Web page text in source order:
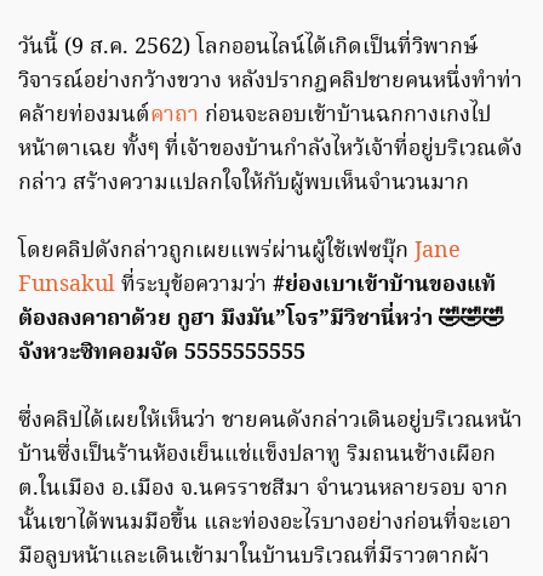
วันนี้ (9 ส.ค. 2562) โลกออนไลน์ได้เกิดเป็นที่วิพากษ์
วิจารณ์อย่างกว้างขวาง หลังปรากฎคลิปชายคนหนึ่งทำท่า
คล้ายท่องมนต์คาถา ก่อนจะลอบเข้าบ้านฉกกางเกงไป
หน้าตาเฉย ทั้งๆ ที่เจ้าของบ้านกำลังไหว้เจ้าที่อยู่บริเวณดัง
กล่าว สร้างความแปลกใจให้กับผู้พบเห็นจำนวนมาก
โดยคลิปดังกล่าวถูกเผยแพร่ผ่านผู้ใช้เฟซบุ๊กJane
Funsakulที่ระบุข้อความว่า #ย่องเบาเข้าบ้านของแท้
ต้องลงคาถาด้วย กูฮา มึงมัน”โจร”มีวิชานี่หว่า 🤣🤣🤣
จังหวะซิทคอมจัด 5555555555
ซึ่งคลิปได้เผยให้เห็นว่า ชายคนดังกล่าวเดินอยู่บริเวณหน้า
บ้านซึ่งเป็นร้านห้องเย็นแช่แข็งปลาทู ริมถนนช้างเผือก
ต.ในเมือง อ.เมือง จ.นครราชสีมา จำนวนหลายรอบ จาก
นั้นเขาได้พนมมือขึ้น และท่องอะไรบางอย่างก่อนที่จะเอา
มือลูบหน้าและเดินเข้ามาในบ้านบริเวณที่มีราวตากผ้า